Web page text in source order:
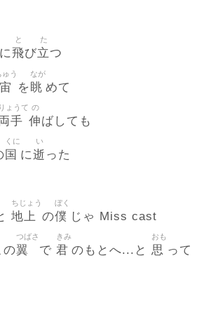
に飛
と
び立
た
つ
ゅう
を 眺
なが
めて
手
りょうて
伸
の
ばしても
国
くに
に逝
い
った
地上
ちじょう
の僕
ぼく
じゃ Miss cast
の翼
つばさ
で 君
きみ
のもとへ...と 思
おも
って